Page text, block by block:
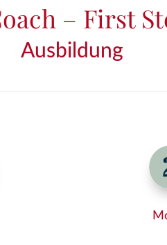
– First
Ausbildung